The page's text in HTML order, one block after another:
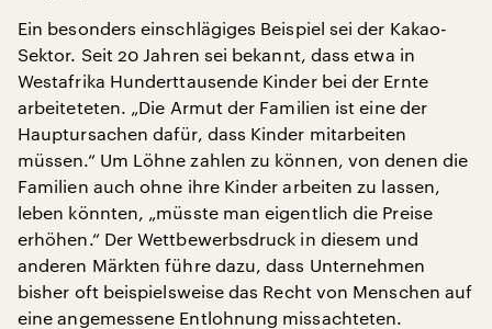
Ein besonders einschlägiges Beispiel sei der Kakao-
Sektor. Seit 20 Jahren sei bekannt, dass etwa in
Westafrika Hunderttausende Kinder bei der Ernte
arbeiteteten. „Die Armut der Familien ist eine der
Hauptursachen dafür, dass Kinder mitarbeiten
müssen.“ Um Löhne zahlen zu können, von denen die
Familien auch ohne ihre Kinder arbeiten zu lassen,
leben könnten, „müsste man eigentlich die Preise
erhöhen.“ Der Wettbewerbsdruck in diesem und
anderen Märkten führe dazu, dass Unternehmen
bisher oft beispielsweise das Recht von Menschen auf
eine angemessene Entlohnung missachteten.